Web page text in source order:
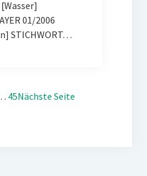
01/2006
STICHWORT…
45Nächste Seite